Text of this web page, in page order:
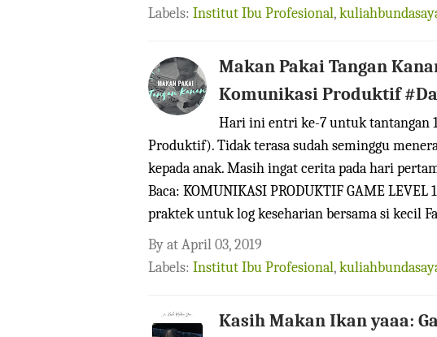
Labels: Institut Ibu Profesional,
Makan Pakai Tangan
Komunikasi Produktif
Hari ini entri ke-7 untuk tantangan
Produktif). Tidak terasa sudah seminggu
kepada anak. Masih ingat cerita pada hari
Baca: KOMUNIKASI PRODUKTIF GAME LEVEL
praktek untuk log keseharian bersama si kecil
ByatApril 03, 2019
Labels: Institut Ibu Profesional,
Kasih Makan Ikan yaaa: